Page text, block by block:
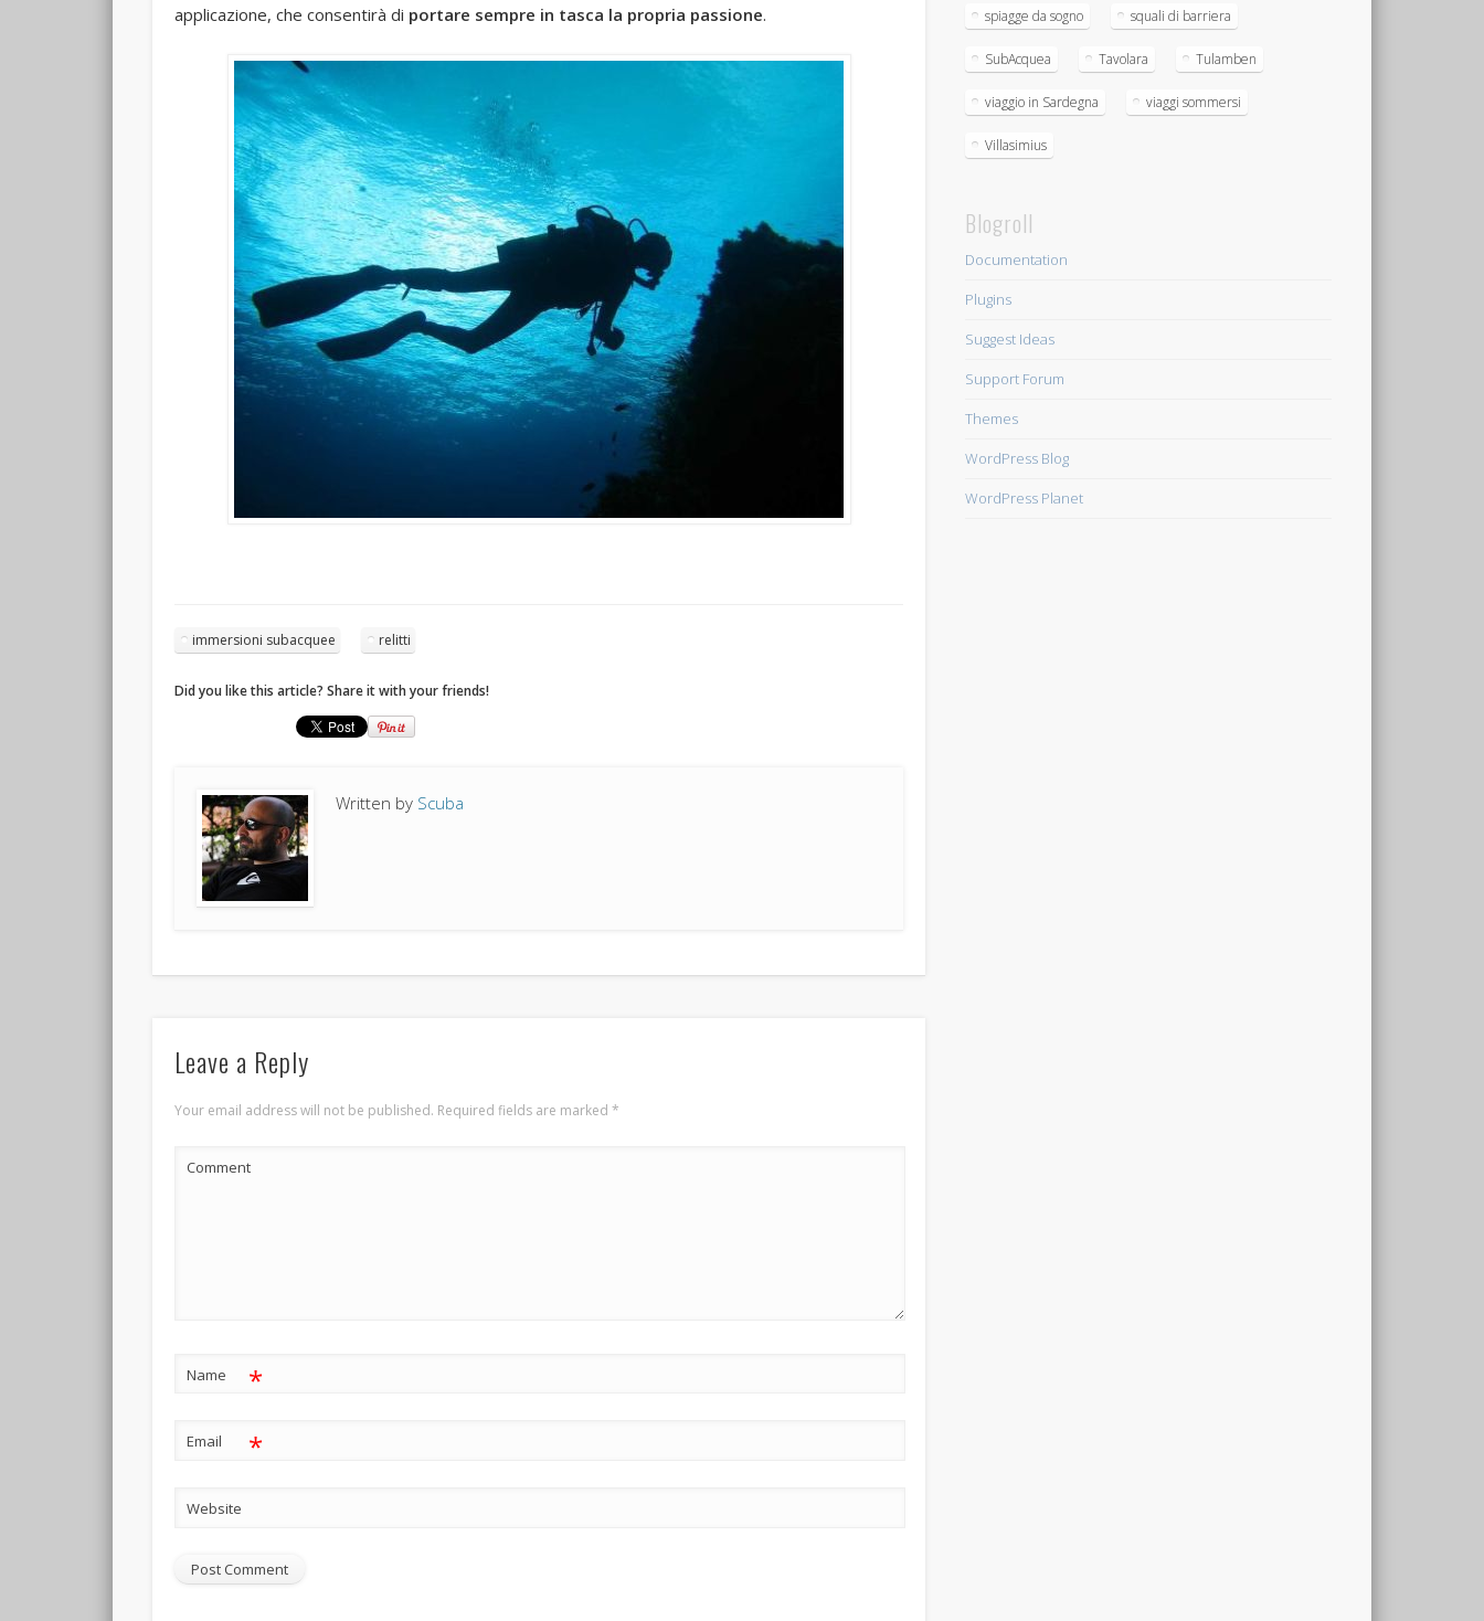
applicazione, che consentirà di portare sempre in tasca la propria passione.
immersioni subacquee relitti
Did you like this article? Share it with your friends!
Written by Scuba
Leave a Reply
Your email address will not be published. Required fields are marked*
Comment
Name *
Email *
Website
spiagge da sogno squali di barriera
SubAcquea Tavolara Tulamben
viaggio in Sardegna viaggi sommersi
Villasimius
Blogroll
Documentation
Plugins
Suggest Ideas
Support Forum
Themes
WordPress Blog
WordPress Planet